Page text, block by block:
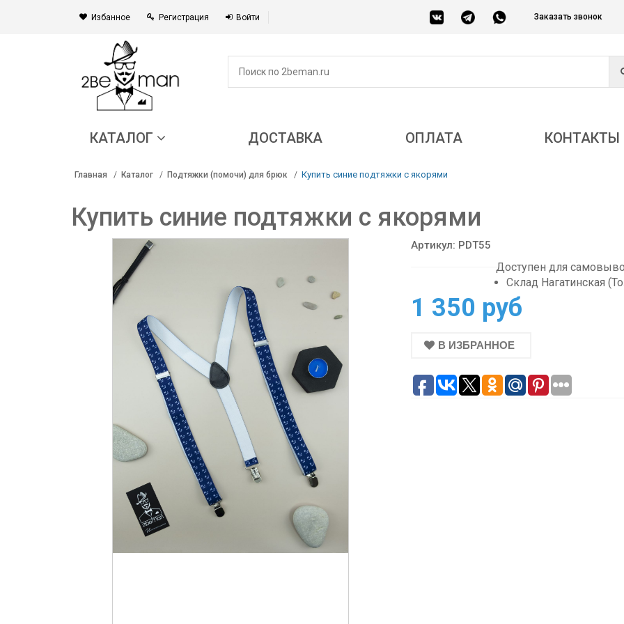
Избанное Регистрация Войти Заказать звонок
КАТАЛОГ ДОСТАВКА ОПЛАТА КОНТАКТЫ
Главная Каталог Подтяжки (помочи) для брюк Купить синие подтяжки с якорями
Купить синие подтяжки с якорями
Артикул: PDT55
Доступен для
Склад Нагатинская
1 350 руб
В ИЗБРАННОЕ